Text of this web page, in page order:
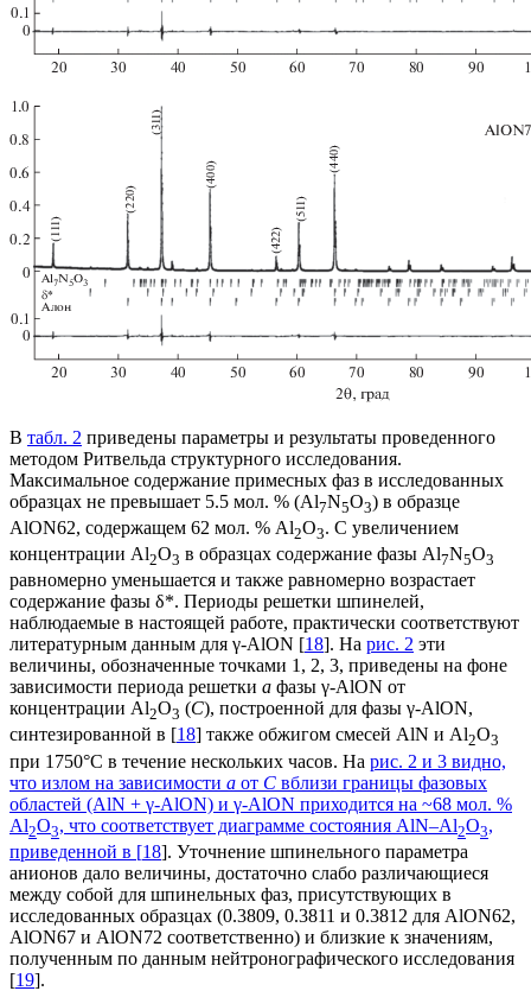
В табл. 2 приведены параметры и результаты проведенного
методом Ритвельда структурного исследования.
Максимальное содержание примесных фаз в исследованных
образцах не превышает 5.5 мол. % (Al7N5O3) в образце
AlON62, содержащем 62 мол. % Al2O3. С увеличением
концентрации Al2O3 в образцах содержание фазы Al7N5O3
равномерно уменьшается и также равномерно возрастает
содержание фазы δ*. Периоды решетки шпинелей,
наблюдаемые в настоящей работе, практически соответствуют
литературным данным для γ-AlON [18]. На рис. 2 эти
величины, обозначенные точками 1, 2, 3, приведены на фоне
зависимости периода решетки a фазы γ-AlON от
концентрации Al2O3 (C), построенной для фазы γ-AlON,
синтезированной в [18] также обжигом смесей AlN и Al2O3
при 1750°С в течение нескольких часов. На рис. 2 и 3 видно,
что излом на зависимости a от C вблизи границы фазовых
областей (AlN + γ-AlON) и γ-AlON приходится на ~68 мол. %
Al2O3, что соответствует диаграмме состояния AlN–Al2O3,
приведенной в [18]. Уточнение шпинельного параметра
анионов дало величины, достаточно слабо различающиеся
между собой для шпинельных фаз, присутствующих в
исследованных образцах (0.3809, 0.3811 и 0.3812 для AlON62,
AlON67 и AlON72 соответственно) и близкие к значениям,
полученным по данным нейтронографического исследования
[19].